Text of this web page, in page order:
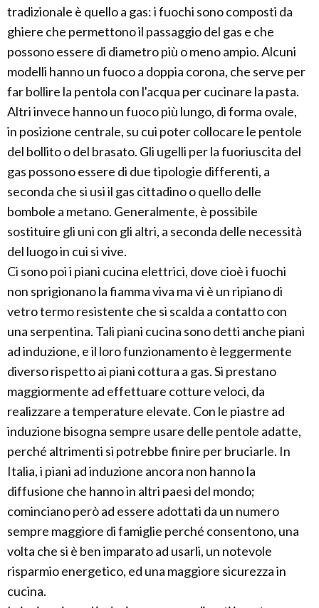
tradizionale è quello a gas: i fuochi sono composti da
ghiere che permettono il passaggio del gas e che
possono essere di diametro più o meno ampio. Alcuni
modelli hanno un fuoco a doppia corona, che serve per
far bollire la pentola con l'acqua per cucinare la pasta.
Altri invece hanno un fuoco più lungo, di forma ovale,
in posizione centrale, su cui poter collocare le pentole
del bollito o del brasato. Gli ugelli per la fuoriuscita del
gas possono essere di due tipologie differenti, a
seconda che si usi il gas cittadino o quello delle
bombole a metano. Generalmente, è possibile
sostituire gli uni con gli altri, a seconda delle necessità
del luogo in cui si vive.
Ci sono poi i piani cucina elettrici, dove cioè i fuochi
non sprigionano la fiamma viva ma vi è un ripiano di
vetro termo resistente che si scalda a contatto con
una serpentina. Tali piani cucina sono detti anche piani
ad induzione, e il loro funzionamento è leggermente
diverso rispetto ai piani cottura a gas. Si prestano
maggiormente ad effettuare cotture veloci, da
realizzare a temperature elevate. Con le piastre ad
induzione bisogna sempre usare delle pentole adatte,
perché altrimenti si potrebbe finire per bruciarle. In
Italia, i piani ad induzione ancora non hanno la
diffusione che hanno in altri paesi del mondo;
cominciano però ad essere adottati da un numero
sempre maggiore di famiglie perché consentono, una
volta che si è ben imparato ad usarli, un notevole
risparmio energetico, ed una maggiore sicurezza in
cucina.